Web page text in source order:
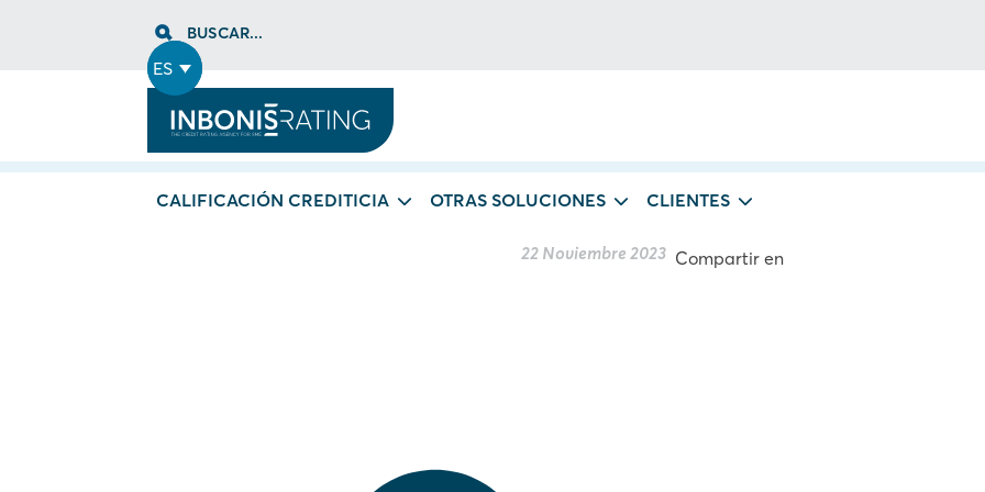
BUSCAR...
ES
CALIFICACIÓN CREDITICIA OTRAS SOLUCIONES CLIENTES
22 Noviembre 2023 Compartir en